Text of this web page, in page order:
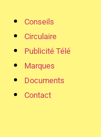
Conseils
Circulaire
Publicité Télé
Marques
Documents
Contact